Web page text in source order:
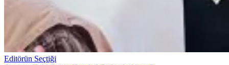
Editörün Seçtiği